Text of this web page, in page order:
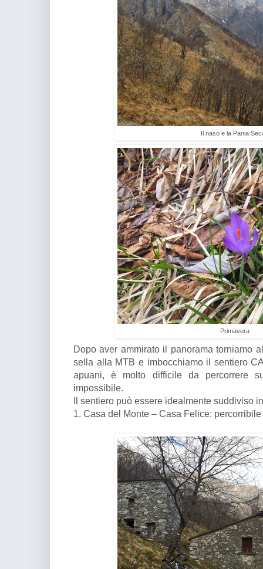
Il naso e la Pania
Primavera
Dopo aver ammirato il panorama torniamo
sella alla MTB e imbocchiamo il sentiero
apuani, è molto difficile da percorrere
impossibile.
Il sentiero può essere idealmente suddiviso
1. Casa del Monte – Casa Felice: